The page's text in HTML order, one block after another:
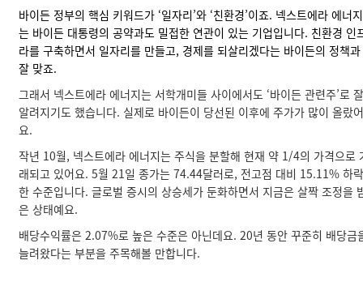
바이든 정부의 핵심 키워드가 ‘일자리’와 ‘친환경’이죠. 넥스트에라 에너지
는 바이든 대통령의 공약과도 밀접한 연관이 있는 기업입니다. 친환경 인
라를 구축하면서 일자리를 만들고, 경제를 되살리겠다는 바이든의 정책과
잘 맞죠.
그래서 넥스트에라 에너지는 서학개미들 사이에서도 ‘바이든 관련주’로 잘
알려지기도 했습니다. 실제로 바이든이 당선된 이후에 주가가 많이 올랐어
요.
작년 10월, 넥스트에라 에너지는 주식을 분할해 현재 약 1/4의 가격으로
래되고 있어요. 5월 21일 종가는 74.44달러로, 전고점 대비 15.11% 하락
한 수준입니다. 글로벌 증시의 상승세가 둔화하면서 지금은 살짝 조정을
은 상태예요.
배당수익률은 2.07%로 높은 수준은 아닌데요. 20년 동안 꾸준히 배당금
늘려왔다는 부분을 주목해볼 만합니다.